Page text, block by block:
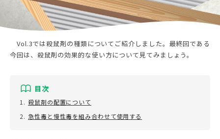
利用規約
プライバシーポリシー
Vol.3では殺鼠剤の種類についてご紹介しました。最終回である
今回は、殺鼠剤の効果的な使い方について見てみましょう。
目次
1. 殺鼠剤の配置について
2. 急性毒と慢性毒を組み合わせて使用する